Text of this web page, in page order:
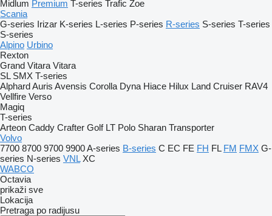
Midlum Premium T-series Trafic Zoe
Scania
G-series Irizar K-series L-series P-series R-series S-series T-series
S-series
Alpino Urbino
Rexton
Grand Vitara Vitara
SL SMX T-series
AlphardAuris Avensis Corolla Dyna Hiace Hilux Land Cruiser RAV4
Vellfire Verso
Magiq
T-series
Arteon Caddy Crafter Golf LT Polo Sharan Transporter
Volvo
7700 8700 9700 9900A-series B-series C EC FE FH FL FM FMX G-
series N-series VNL XC
WABCO
Octavia
prikaži sve
Lokacija
Pretraga po radijusu